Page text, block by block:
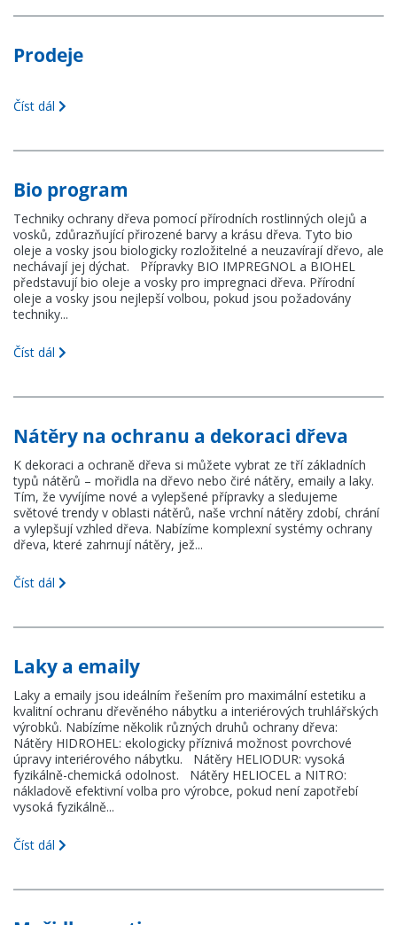
Prodeje
Číst dál
Bio program
Techniky ochrany dřeva pomocí přírodních rostlinných olejů a
vosků, zdůrazňující přirozené barvy a krásu dřeva. Tyto bio
oleje a vosky jsou biologicky rozložitelné a neuzavírají dřevo, ale
nechávají jej dýchat. Přípravky BIO IMPREGNOL a BIOHEL
představují bio oleje a vosky pro impregnaci dřeva. Přírodní
oleje a vosky jsou nejlepší volbou, pokud jsou požadovány
techniky...
Číst dál
Nátěry na ochranu a dekoraci dřeva
K dekoraci a ochraně dřeva si můžete vybrat ze tří základních
typů nátěrů – mořidla na dřevo nebo čiré nátěry, emaily a laky.
Tím, že vyvíjíme nové a vylepšené přípravky a sledujeme
světové trendy v oblasti nátěrů, naše vrchní nátěry zdobí, chrání
a vylepšují vzhled dřeva. Nabízíme komplexní systémy ochrany
dřeva, které zahrnují nátěry, jež...
Číst dál
Laky a emaily
Laky a emaily jsou ideálním řešením pro maximální estetiku a
kvalitní ochranu dřevěného nábytku a interiérových truhlářských
výrobků. Nabízíme několik různých druhů ochrany dřeva:
Nátěry HIDROHEL: ekologicky příznivá možnost povrchové
úpravy interiérového nábytku. Nátěry HELIODUR: vysoká
fyzikálně-chemická odolnost. Nátěry HELIOCEL a NITRO:
nákladově efektivní volba pro výrobce, pokud není zapotřebí
vysoká fyzikálně...
Číst dál